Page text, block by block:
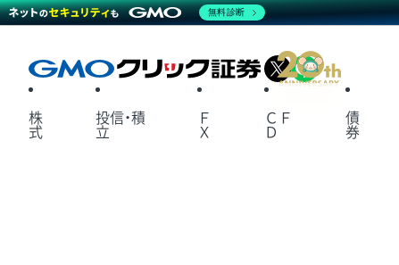
X
株
式
投信・積
立
Ｆ
Ｘ
ＣＦ
Ｄ
債
券
無料診断